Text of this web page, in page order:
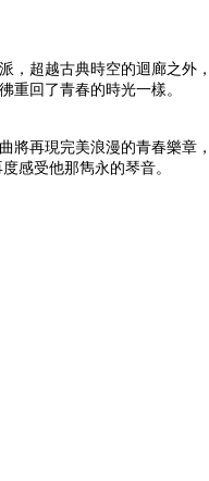
，超越古典時空的迴廊之
重回了青春的時光一樣。
再現完美浪漫的青春樂
感受他那雋永的琴音。